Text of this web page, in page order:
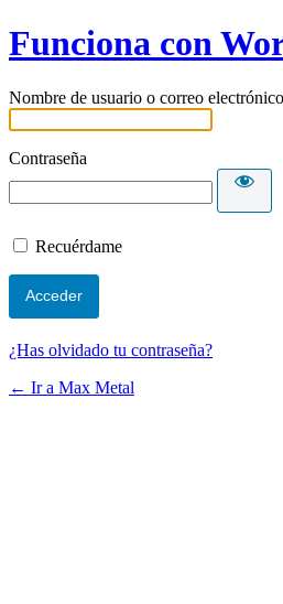
Funciona con
Nombre de usuario o correo electrónico
Contraseña
Recuérdame
¿Has olvidado tu contraseña?
← Ir a Max Metal